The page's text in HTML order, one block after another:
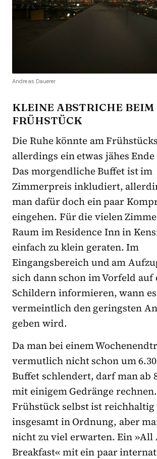
Andreas Dauerer
KLEINE ABSTRICHE BEIM
FRÜHSTÜCK
Die Ruhe könnte am
allerdings ein etwas jähes
Das morgendliche Buffet ist im
Zimmerpreis inkludiert,
man dafür doch ein paar
eingehen. Für die vielen
Raum im Residence Inn in
einfach zu klein geraten. Im
Eingangsbereich und am
sich dann schon im Vorfeld auf
Schildern informieren, wann es
vermeintlich den geringsten
geben wird.
Da man bei einem
vermutlich nicht schon um
Buffet schlendert, darf man ab
mit einigem Gedränge rechnen.
Frühstück selbst ist reichhaltig
insgesamt in Ordnung, aber
nicht zu viel erwarten. Ein »All
Breakfast« mit ein paar